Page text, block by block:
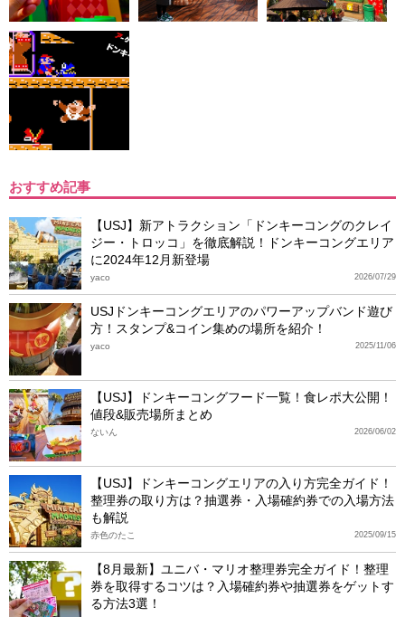
おすすめ記事
【USJ】新アトラクション「ドンキーコングのクレイ
ジー・トロッコ」を徹底解説！ドンキーコングエリア
に2024年12月新登場
2026/07/29
yaco
USJドンキーコングエリアのパワーアップバンド遊び
方！スタンプ&コイン集めの場所を紹介！
2025/11/06
yaco
【USJ】ドンキーコングフード一覧！食レポ大公開！
値段&販売場所まとめ
2026/06/02
ないん
【USJ】ドンキーコングエリアの入り方完全ガイド！
整理券の取り方は？抽選券・入場確約券での入場方法
も解説
2025/09/15
赤色のたこ
【8月最新】ユニバ・マリオ整理券完全ガイド！整理
券を取得するコツは？入場確約券や抽選券をゲットす
る方法3選！